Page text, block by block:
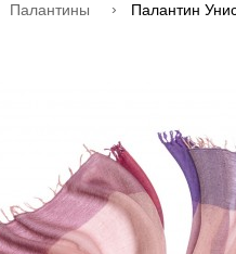
Палантины Палантин